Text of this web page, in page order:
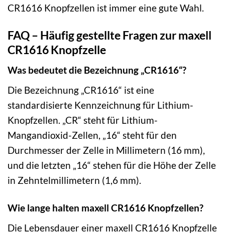
CR1616 Knopfzellen ist immer eine gute Wahl.
FAQ – Häufig gestellte Fragen zur maxell
CR1616 Knopfzelle
Was bedeutet die Bezeichnung „CR1616“?
Die Bezeichnung „CR1616“ ist eine
standardisierte Kennzeichnung für Lithium-
Knopfzellen. „CR“ steht für Lithium-
Mangandioxid-Zellen, „16“ steht für den
Durchmesser der Zelle in Millimetern (16 mm),
und die letzten „16“ stehen für die Höhe der Zelle
in Zehntelmillimetern (1,6 mm).
Wie lange halten maxell CR1616 Knopfzellen?
Die Lebensdauer einer maxell CR1616 Knopfzelle